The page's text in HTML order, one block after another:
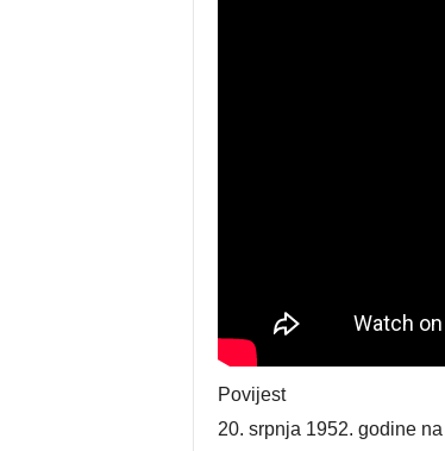
Povijest
20. srpnja 1952. godine